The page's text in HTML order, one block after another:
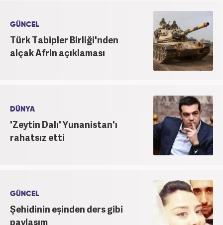
GÜNCEL
Türk Tabipler Birliği'nden
alçak Afrin açıklaması
DÜNYA
'Zeytin Dalı' Yunanistan'ı
rahatsız etti
GÜNCEL
Şehidinin eşinden ders gibi
paylaşım